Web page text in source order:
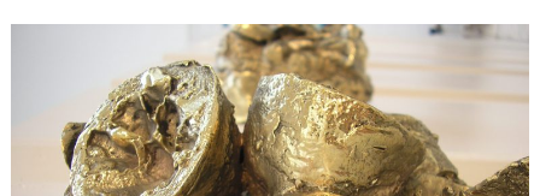
PARTNER*INNEN
ANGEBOTE